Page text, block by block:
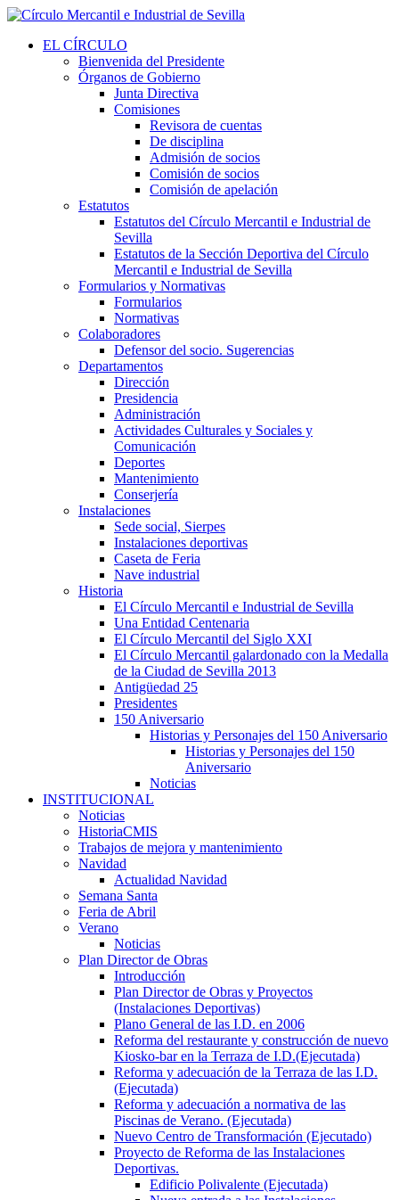
EL CÍRCULO
Bienvenida del Presidente
Órganos de Gobierno
Junta Directiva
Comisiones
Revisora de cuentas
De disciplina
Admisión de socios
Comisión de socios
Comisión de apelación
Estatutos
Estatutos del Círculo Mercantil e Industrial de
Sevilla
Estatutos de la Sección Deportiva del Círculo
Mercantil e Industrial de Sevilla
Formularios y Normativas
Formularios
Normativas
Colaboradores
Defensor del socio. Sugerencias
Departamentos
Dirección
Presidencia
Administración
Actividades Culturales y Sociales y
Comunicación
Deportes
Mantenimiento
Conserjería
Instalaciones
Sede social, Sierpes
Instalaciones deportivas
Caseta de Feria
Nave industrial
Historia
El Círculo Mercantil e Industrial de Sevilla
Una Entidad Centenaria
El Círculo Mercantil del Siglo XXI
El Círculo Mercantil galardonado con la Medalla
de la Ciudad de Sevilla 2013
Antigüedad 25
Presidentes
150 Aniversario
Historias y Personajes del 150 Aniversario
Historias y Personajes del 150
Aniversario
Noticias
INSTITUCIONAL
Noticias
HistoriaCMIS
Trabajos de mejora y mantenimiento
Navidad
Actualidad Navidad
Semana Santa
Feria de Abril
Verano
Noticias
Plan Director de Obras
Introducción
Plan Director de Obras y Proyectos
(Instalaciones Deportivas)
Plano General de las I.D. en 2006
Reforma del restaurante y construcción de nuevo
Kiosko-bar en la Terraza de I.D.(Ejecutada)
Reforma y adecuación de la Terraza de las I.D.
(Ejecutada)
Reforma y adecuación a normativa de las
Piscinas de Verano. (Ejecutada)
Nuevo Centro de Transformación (Ejecutado)
Proyecto de Reforma de las Instalaciones
Deportivas.
Edificio Polivalente (Ejecutada)